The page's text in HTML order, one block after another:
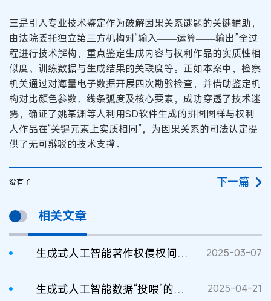
三是引入专业技术鉴定作为破解因果关系谜题的关键辅助，
由法院委托独立第三方机构对“输入——运算——输出”全过
程进行技术解构，重点鉴定生成内容与权利作品的实质性相
似度、训练数据与生成结果的关联度等。正如本案中，检察
机关通过对海量电子数据开展四次勘验检查，并借助鉴定机
构对比颜色参数、线条弧度及核心要素，成功穿透了技术迷
雾，确证了姚某渊等人利用SD软件生成的拼图图样与权利
人作品在“关键元素上实质相同”，为因果关系的司法认定提
供了无可辩驳的技术支撑。
没有了 下一篇
相关文章
生成式人工智能著作权侵权问题研究 2025-03-07
生成式人工智能数据“投喂”的著作权侵权行为规制 2025-04-21